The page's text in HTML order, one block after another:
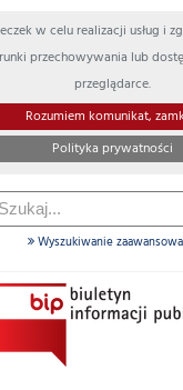
w celu realizacji usług i
przechowywania lub
przeglądarce.
Rozumiem komunikat,
Polityka prywatności
Wyszukiwanie